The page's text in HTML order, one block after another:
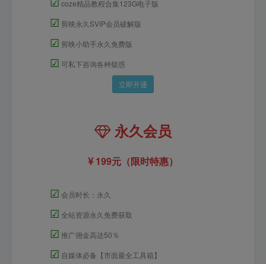
coze精品教程合集123G电子版
☑ 剪映永久SVIP会员破解版
☑ 剪映小助手永久免费版
☑ 可私下咨询各种疑惑
立即开通
永久会员
199元（限时特惠）
☑ 会员时长：永久
☑ 全站资源永久免费获取
☑ 推广佣金高达50％
☑ 自媒体必备【市面最全工具箱】